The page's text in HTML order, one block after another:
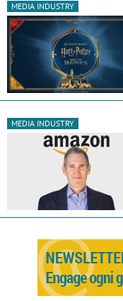
MEDIA INDUSTRY
MEDIA INDUSTRY